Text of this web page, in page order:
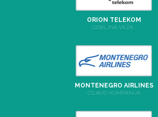
ORION TELEKOM
OZBILJNA VEZA...
MONTENEGRO AIRLINES
CG AVIO KOMPANIJA